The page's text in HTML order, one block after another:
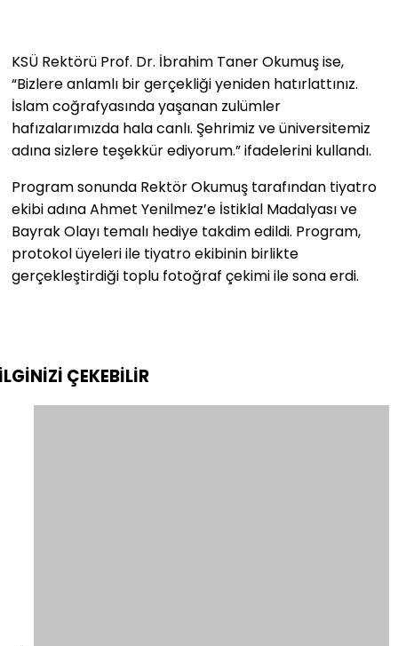
KSÜ Rektörü Prof. Dr. İbrahim Taner Okumuş ise,
“Bizlere anlamlı bir gerçekliği yeniden hatırlattınız.
İslam coğrafyasında yaşanan zulümler
hafızalarımızda hala canlı. Şehrimiz ve üniversitemiz
adına sizlere teşekkür ediyorum.” ifadelerini kullandı.
Program sonunda Rektör Okumuş tarafından tiyatro
ekibi adına Ahmet Yenilmez’e İstiklal Madalyası ve
Bayrak Olayı temalı hediye takdim edildi. Program,
protokol üyeleri ile tiyatro ekibinin birlikte
gerçekleştirdiği toplu fotoğraf çekimi ile sona erdi.
ÇEKEBİLİR